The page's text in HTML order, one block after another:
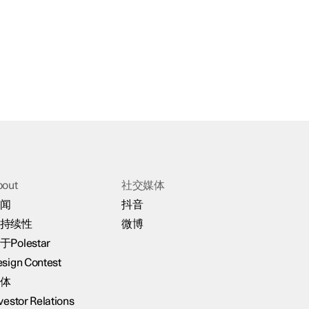
续性
Polestar
Contest
Relations
社交媒体
抖音
微博